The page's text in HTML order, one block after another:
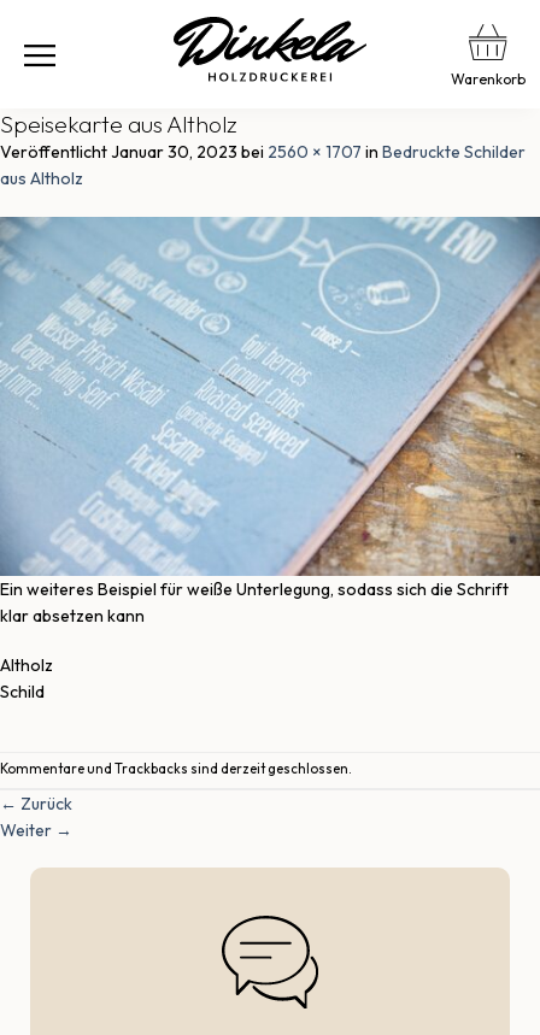
Warenkorb
Speisekarte aus Altholz
VeröffentlichtJanuar 30, 2023 bei 2560 × 1707 in Bedruckte Schilder
aus Altholz
Ein weiteres Beispiel für weiße Unterlegung, sodass sich die Schrift
klar absetzen kann
Altholz
Schild
Kommentare und Trackbacks sind derzeit geschlossen.
← Zurück
Weiter →